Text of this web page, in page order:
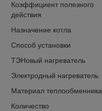
Коэффициент полезного
действия
Назначение котла
Способ установки
ТЭНовый нагреватель
Электродный нагреватель
Материал теплообменника
Количество